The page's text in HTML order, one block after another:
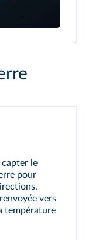
capter le
pour
vers
température